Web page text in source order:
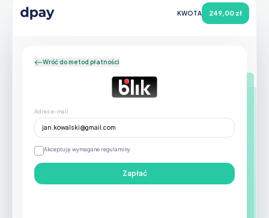
KWOTA 249,00 zł
Wróć do metod płatności
Adres e-mail
jan.kowalski@gmail.com
Akceptuję wymagane regulaminy
Zapłać